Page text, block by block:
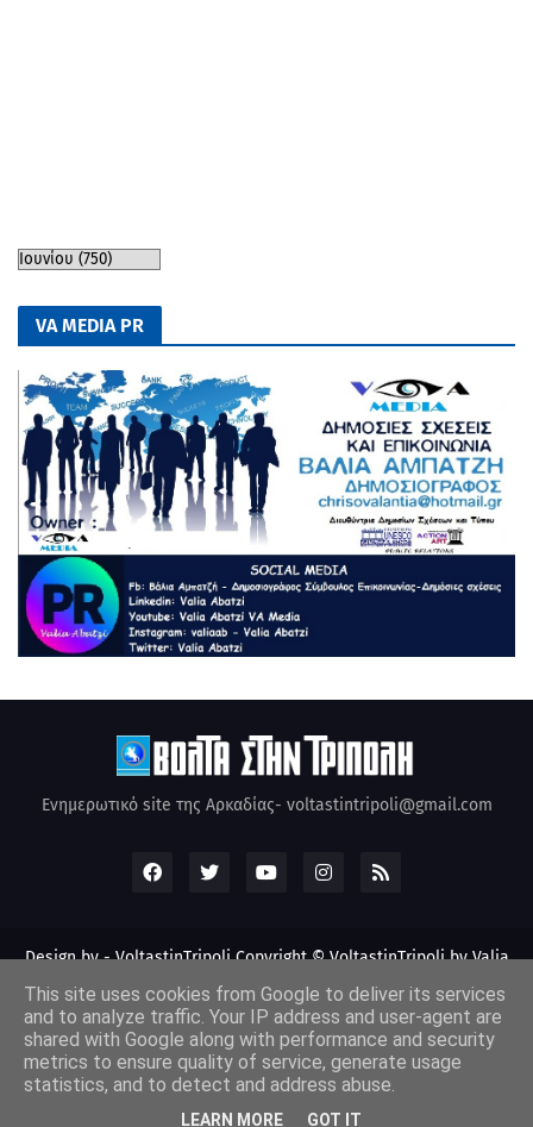
VA MEDIA PR
Ενημερωτικό site της Αρκαδίας- voltastintripoli@gmail.com
Design by -VoltastinTripoliCopyright © VoltastinTripoli by Valia
This site uses cookies from Google to deliver its services
and to analyze traffic. Your IP address and user-agent are
shared with Google along with performance and security
metrics to ensure quality of service, generate usage
statistics, and to detect and address abuse.
LEARN MORE GOT IT